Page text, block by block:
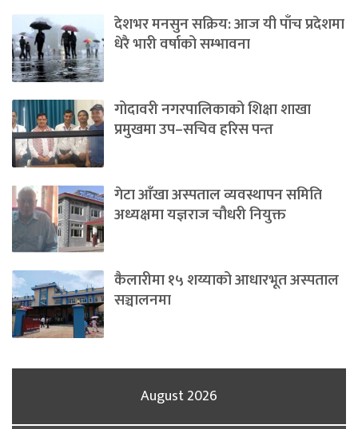
देशभर मनसुन सक्रिय: आज यी पाँच प्रदेशमा
धेरै भारी वर्षाको सम्भावना
गोदावरी नगरपालिकाको शिक्षा शाखा
प्रमुखमा उप–सचिव हरिस पन्त
गेटा आँखा अस्पताल व्यवस्थापन समिति
अध्यक्षमा यज्ञराज चौधरी नियुक्त
कैलारीमा १५ शय्याको आधारभूत अस्पताल
सञ्चालनमा
August 2026